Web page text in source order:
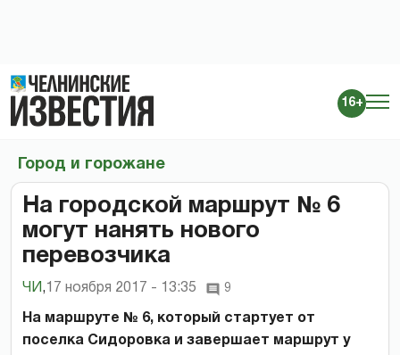
16+
Город и горожане
На городской маршрут № 6
могут нанять нового
перевозчика
ЧИ , 17 ноября 2017 - 13:35 9
На маршруте № 6, который стартует от
поселка Сидоровка и завершает маршрут у